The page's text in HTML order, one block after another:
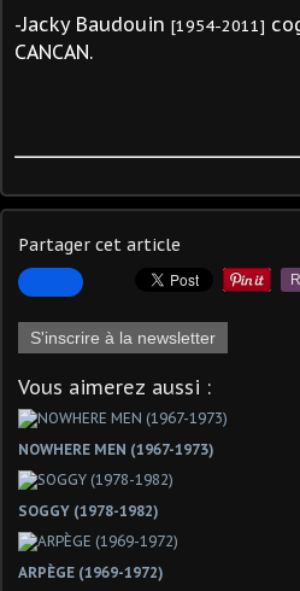
-Jacky Baudouin [1954-2011]
CANCAN.
Partager cet article
S'inscrire à la newsletter
Vous aimerez aussi :
NOWHERE MEN (1967-1973)
SOGGY (1978-1982)
ARPÈGE (1969-1972)